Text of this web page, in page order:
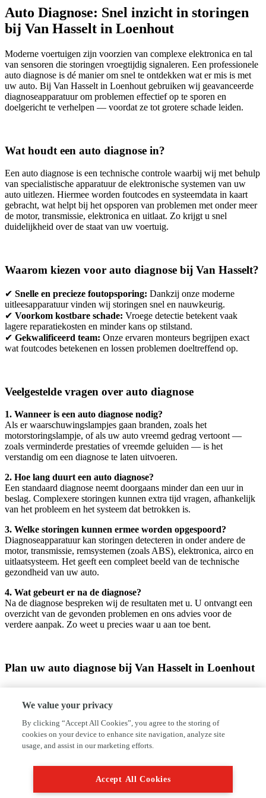
Auto Diagnose: Snel inzicht in storingen
bij Van Hasselt in Loenhout
Moderne voertuigen zijn voorzien van complexe elektronica en tal
van sensoren die storingen vroegtijdig signaleren. Een professionele
auto diagnose is dé manier om snel te ontdekken wat er mis is met
uw auto. Bij Van Hasselt in Loenhout gebruiken wij geavanceerde
diagnoseapparatuur om problemen effectief op te sporen en
doelgericht te verhelpen — voordat ze tot grotere schade leiden.
Wat houdt een auto diagnose in?
Een auto diagnose is een technische controle waarbij wij met behulp
van specialistische apparatuur de elektronische systemen van uw
auto uitlezen. Hiermee worden foutcodes en systeemdata in kaart
gebracht, wat helpt bij het opsporen van problemen met onder meer
de motor, transmissie, elektronica en uitlaat. Zo krijgt u snel
duidelijkheid over de staat van uw voertuig.
Waarom kiezen voor auto diagnose bij Van Hasselt?
✔ Snelle en precieze foutopsporing: Dankzij onze moderne
uitleesapparatuur vinden wij storingen snel en nauwkeurig.
✔ Voorkom kostbare schade: Vroege detectie betekent vaak
lagere reparatiekosten en minder kans op stilstand.
✔ Gekwalificeerd team: Onze ervaren monteurs begrijpen exact
wat foutcodes betekenen en lossen problemen doeltreffend op.
Veelgestelde vragen over auto diagnose
1. Wanneer is een auto diagnose nodig?
Als er waarschuwingslampjes gaan branden, zoals het
motorstoringslampje, of als uw auto vreemd gedrag vertoont —
zoals verminderde prestaties of vreemde geluiden — is het
verstandig om een diagnose te laten uitvoeren.
2. Hoe lang duurt een auto diagnose?
Een standaard diagnose neemt doorgaans minder dan een uur in
beslag. Complexere storingen kunnen extra tijd vragen, afhankelijk
van het probleem en het systeem dat betrokken is.
3. Welke storingen kunnen ermee worden opgespoord?
Diagnoseapparatuur kan storingen detecteren in onder andere de
motor, transmissie, remsystemen (zoals ABS), elektronica, airco en
uitlaatsysteem. Het geeft een compleet beeld van de technische
gezondheid van uw auto.
4. Wat gebeurt er na de diagnose?
Na de diagnose bespreken wij de resultaten met u. U ontvangt een
overzicht van de gevonden problemen en ons advies voor de
verdere aanpak. Zo weet u precies waar u aan toe bent.
Plan uw auto diagnose bij Van Hasselt in Loenhout
Branden er lampjes op uw dashboard of vermoedt u een storing?
Laat dan vandaag nog een diagnose uitvoeren bij Van Hasselt in
Loenhout. Onze specialisten staan voor u klaar. Kom langs op
Hoogstraatsesweg 63, 2990, bel naar 3236698730 of mail ons via
garage@vanhasselt.be om een afspraak te maken. Wij zorgen dat
uw auto weer betrouwbaar de weg op kan.
We value your privacy
By clicking “Accept All Cookies”, you agree to the storing of
cookies on your device to enhance site navigation, analyze site
usage, and assist in our marketing efforts.
Accept All Cookies